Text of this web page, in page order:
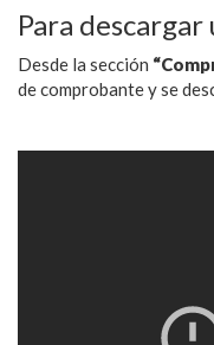
Para
Desde la sección
de comprobante y se